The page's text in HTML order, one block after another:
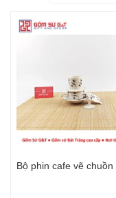
Bộ phin cafe vẽ chuồn